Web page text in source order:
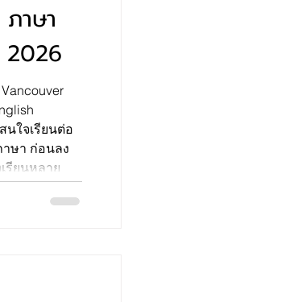
าษา
2026
นใจเรียนต่อ
ษา ก่อนลง
รียนหลาย
ยแคนาเดียน